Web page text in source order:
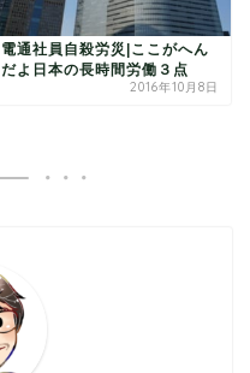
電通社員自殺労災|ここがへん
だよ日本の長時間労働３点
2016年10月8日